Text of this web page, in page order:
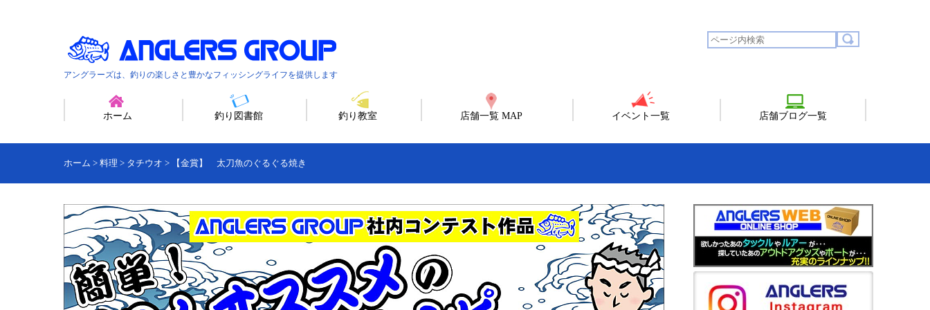
アングラーズは、釣りの楽しさと豊かなフィッシングライフを提供します
ホーム 釣り図書館 釣り教室 店舗一覧 MAP イベント一覧 店舗ブログ一覧
ホーム > 料理 > タチウオ > 【金賞】 太刀魚のぐるぐる焼き